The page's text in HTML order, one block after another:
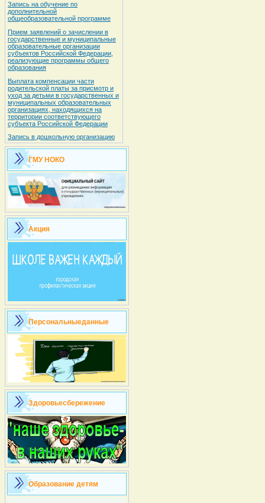
Запись на обучение по
дополнительной
общеобразовательной программе
Прием заявлений о зачислении в
государственные и муниципальные
образовательные организации
субъектов Российской Федерации,
реализующие программы общего
образования
Выплата компенсации части
родительской платы за присмотр и
уход за детьми в государственных и
муниципальных образовательных
организациях, находящихся на
территории соответствующего
субъекта Российской Федерации
Запись в дошкольную организацию
ГМУ НОКО
Акция
Персональныеданные
Здоровьесбережение
Образование детям